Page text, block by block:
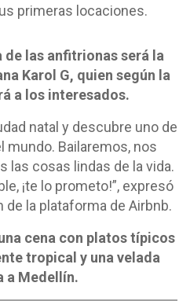
primeras locaciones.
de las anfitrionas será la
Karol G, quien según la
a los interesados.
natal y descubre uno de
Bailaremos, nos
las cosas lindas de la vida.
¡te lo prometo!”, expresó
de la plataforma de Airbnb.
cena con platos típicos
tropical y una velada
a Medellín.